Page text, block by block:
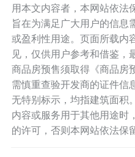
用本文内容者，本网站依法
旨在为满足广大用户的信息
或盈利性用途。页面所载内
见，仅供用户参考和借鉴，
商品房预售须取得《商品房
需慎重查验开发商的证件信
无特别标示，均指建筑面积
内容或服务用于其他用途时
的许可，否则本网站依法保